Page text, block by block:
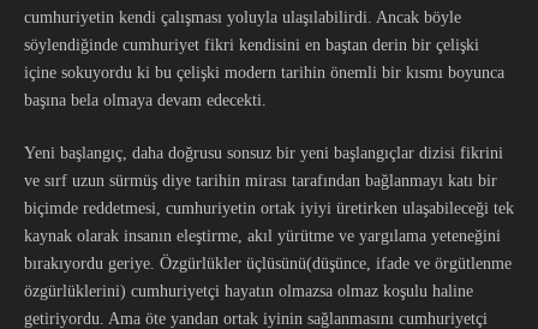
cumhuriyetin kendi çalışması yoluyla ulaşılabilirdi. Ancak böyle
söylendiğinde cumhuriyet fikri kendisini en baştan derin bir çelişki
içine sokuyordu ki bu çelişki modern tarihin önemli bir kısmı boyunca
başına bela olmaya devam edecekti.
Yeni başlangıç, daha doğrusu sonsuz bir yeni başlangıçlar dizisi fikrini
ve sırf uzun sürmüş diye tarihin mirası tarafından bağlanmayı katı bir
biçimde reddetmesi, cumhuriyetin ortak iyiyi üretirken ulaşabileceği tek
kaynak olarak insanın eleştirme, akıl yürütme ve yargılama yeteneğini
bırakıyordu geriye. Özgürlükler üçlüsünü(düşünce, ifade ve örgütlenme
özgürlüklerini) cumhuriyetçi hayatın olmazsa olmaz koşulu haline
getiriyordu. Ama öte yandan ortak iyinin sağlanmasını cumhuriyetçi